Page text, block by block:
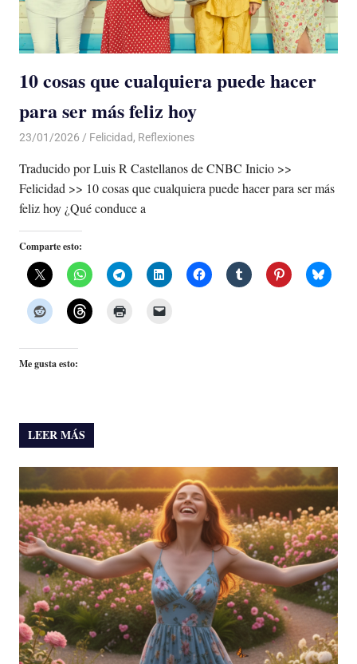
10 cosas que cualquiera puede hacer
para ser más feliz hoy
23/01/2026 De todo un Poco
Felicidad, Reflexiones
Traducido por Luis R Castellanos de CNBC Inicio >>
Felicidad >> 10 cosas que cualquiera puede hacer para ser más
feliz hoy ¿Qué conduce a
Comparte esto:
Me gusta esto:
LEER MÁS